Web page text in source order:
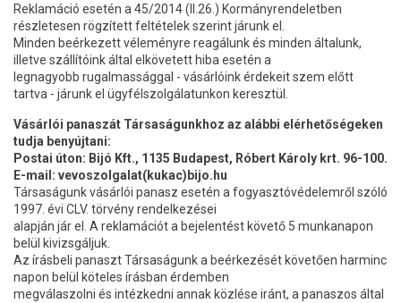
Reklamáció esetén a 45/2014 (II.26.) Kormányrendeletben
részletesen rögzített feltételek szerint járunk el.
Minden beérkezett véleményre reagálunk és minden általunk,
illetve szállítóink által elkövetett hiba esetén a
legnagyobb rugalmassággal - vásárlóink érdekeit szem előtt
tartva - járunk el ügyfélszolgálatunkon keresztül.
Vásárlói panaszát Társaságunkhoz az alábbi elérhetőségeken
tudja benyújtani:
Postai úton: Bijó Kft., 1135 Budapest, Róbert Károly krt. 96-100.
E-mail: vevoszolgalat(kukac)bijo.hu
Társaságunk vásárlói panasz esetén a fogyasztóvédelemről szóló
1997. évi CLV. törvény rendelkezései
alapján jár el. A reklamációt a bejelentést követő 5 munkanapon
belül kivizsgáljuk.
Az írásbeli panaszt Társaságunk a beérkezését követően harminc
napon belül köteles írásban érdemben
megválaszolni és intézkedni annak közlése iránt, a panaszos által